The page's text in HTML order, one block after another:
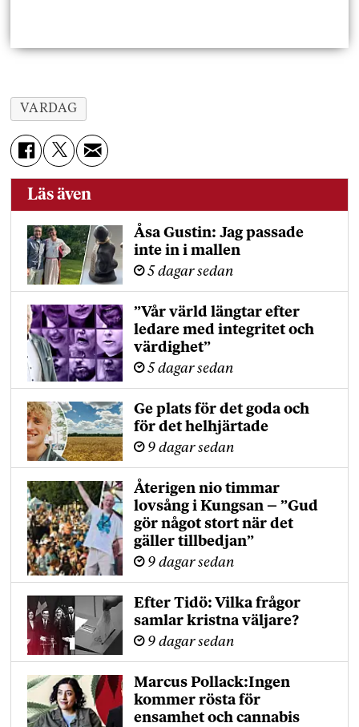
VARDAG
Läs även
Åsa Gustin: Jag passade
inte in i mallen
5 dagar sedan
”Vår värld längtar efter
ledare med integritet och
värdighet”
5 dagar sedan
Ge plats för det goda och
för det helhjärtade
9 dagar sedan
Återigen nio timmar
lovsång i Kungsan – ”Gud
gör något stort när det
gäller tillbedjan”
9 dagar sedan
Efter Tidö: Vilka frågor
samlar kristna väljare?
9 dagar sedan
Marcus Pollack:Ingen
kommer rösta för
ensamhet och cannabis